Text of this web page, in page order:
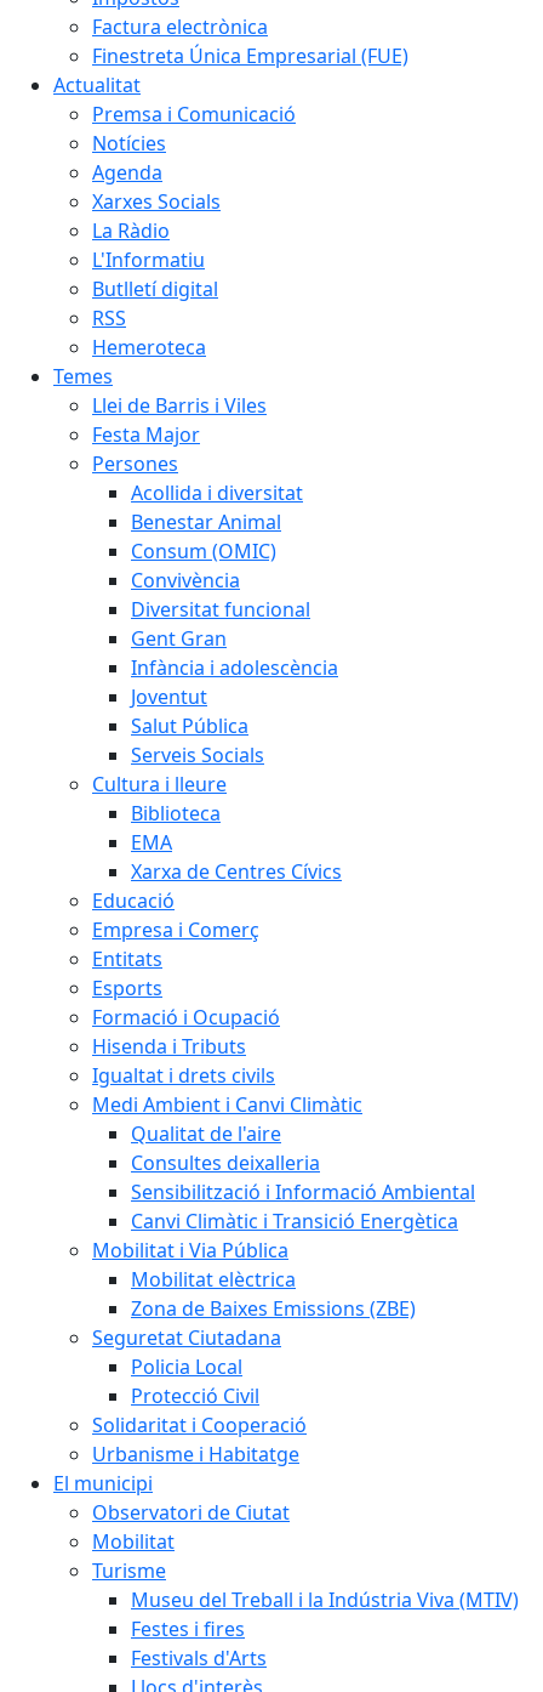
Factura electrònica
Finestreta Única Empresarial (FUE)
Actualitat
Premsa i Comunicació
Notícies
Agenda
Xarxes Socials
La Ràdio
L'Informatiu
Butlletí digital
RSS
Hemeroteca
Temes
Llei de Barris i Viles
Festa Major
Persones
Acollida i diversitat
Benestar Animal
Consum (OMIC)
Convivència
Diversitat funcional
Gent Gran
Infància i adolescència
Joventut
Salut Pública
Serveis Socials
Cultura i lleure
Biblioteca
EMA
Xarxa de Centres Cívics
Educació
Empresa i Comerç
Entitats
Esports
Formació i Ocupació
Hisenda i Tributs
Igualtat i drets civils
Medi Ambient i Canvi Climàtic
Qualitat de l'aire
Consultes deixalleria
Sensibilització i Informació Ambiental
Canvi Climàtic i Transició Energètica
Mobilitat i Via Pública
Mobilitat elèctrica
Zona de Baixes Emissions (ZBE)
Seguretat Ciutadana
Policia Local
Protecció Civil
Solidaritat i Cooperació
Urbanisme i Habitatge
El municipi
Observatori de Ciutat
Mobilitat
Turisme
Museu del Treball i la Indústria Viva (MTIV)
Festes i fires
Festivals d'Arts